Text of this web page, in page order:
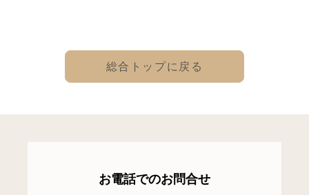
総合トップに戻る
お電話でのお問合せ